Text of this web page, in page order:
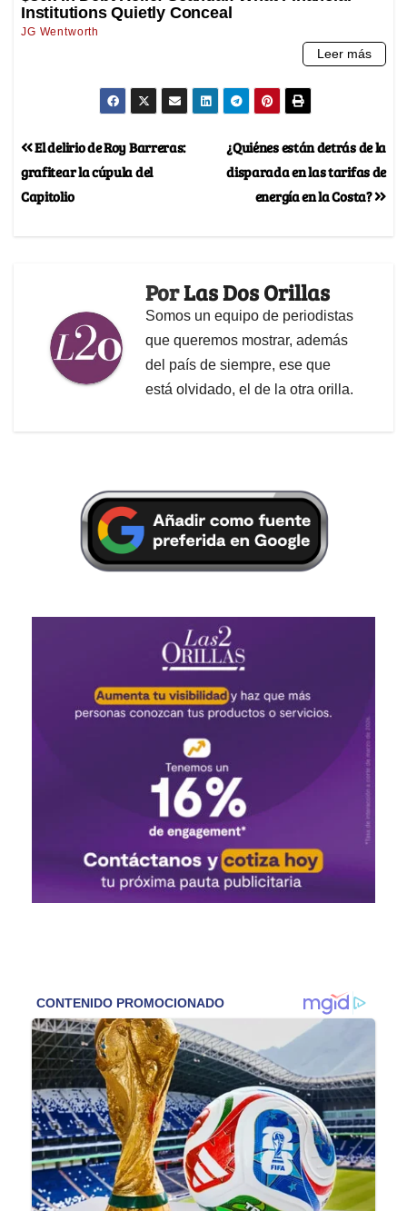
¿Quiénes están detrás de la
disparada en las tarifas de
energía en la Costa?
El delirio de Roy Barreras:
grafitear la cúpula del
Capitolio
PorLas Dos Orillas
Somos un equipo de periodistas
que queremos mostrar, además
del país de siempre, ese que
está olvidado, el de la otra orilla.